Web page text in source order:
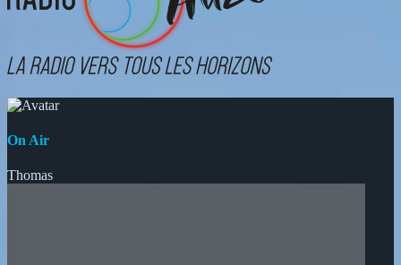
On Air
Thomas